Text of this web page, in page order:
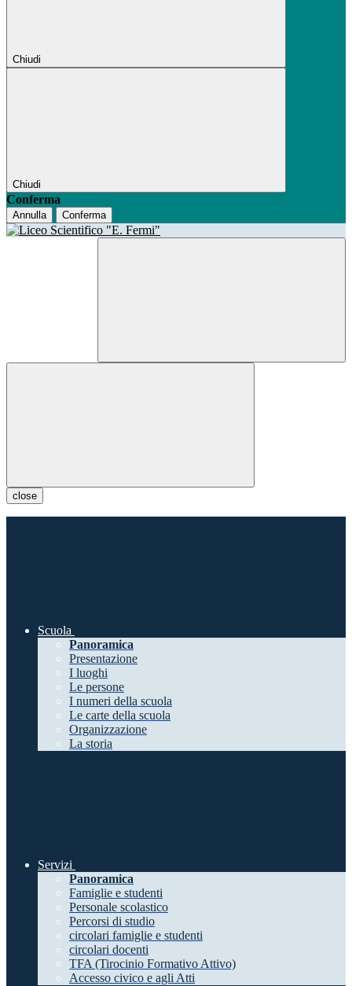
Chiudi
Chiudi
Conferma
Annulla Conferma
close
Scuola
Panoramica
Presentazione
I luoghi
Le persone
I numeri della scuola
Le carte della scuola
Organizzazione
La storia
Servizi
Panoramica
Famiglie e studenti
Personale scolastico
Percorsi di studio
circolari famiglie e studenti
circolari docenti
TFA (Tirocinio Formativo Attivo)
Accesso civico e agli Atti